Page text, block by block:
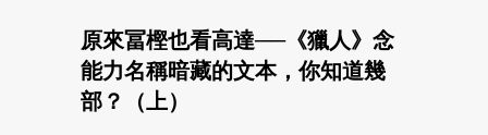
原來冨樫也看高達──《獵人》念
能力名稱暗藏的文本，你知道幾
部？（上）